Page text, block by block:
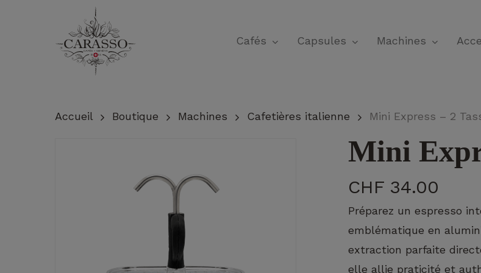
Cafés Capsules Machines
Accueil Boutique Machines Cafetières italienne Mini Express – 2
Mini
CHF 34.00
Préparez un espresso
emblématique en
extraction parfaite
elle allie praticité et